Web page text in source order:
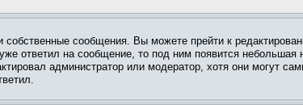
сообщения. Вы можете прейти к
ответил на сообщение, то под ним появится небольшая
администратор или модератор, хотя они могут